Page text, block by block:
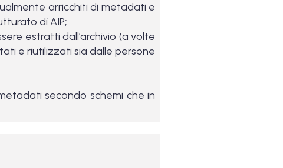
arricchiti di metadati e
di AIP;
estratti dall’archivio (a volte
e riutilizzati sia dalle persone
secondo schemi che in